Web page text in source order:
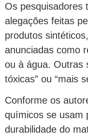
Os pesquisadores
alegações feitas
produtos
anunciadas como
ou à água. Outras
tóxicas” ou “mais
Conforme os
químicos se usam
durabilidade do